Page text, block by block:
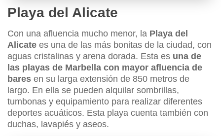
Playa del Alicate
Con una afluencia mucho menor, la Playa del
Alicate es una de las más bonitas de la ciudad, con
aguas cristalinas y arena dorada. Esta es una de
las playas de Marbella con mayor afluencia de
bares en su larga extensión de 850 metros de
largo. En ella se pueden alquilar sombrillas,
tumbonas y equipamiento para realizar diferentes
deportes acuáticos. Esta playa cuenta también con
duchas, lavapiés y aseos.